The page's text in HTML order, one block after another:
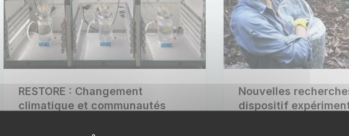
RESTORE : Changement
climatique et communautés
Nouvelles
dispositif
fertilisation à long